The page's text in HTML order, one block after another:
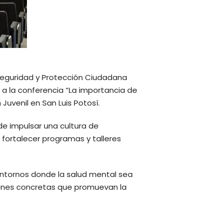
y Protección Ciudadana
la conferencia “La importancia de
en San Luis Potosí.
impulsar una cultura de
programas y talleres
donde la salud mental sea
concretas que promuevan la